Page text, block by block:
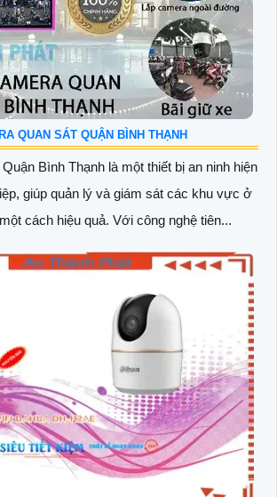
QUAN SÁT QUẬN BÌNH THẠNH
Bình Thạnh là một thiết bị an ninh hiện
giúp quản lý và giám sát các khu vực ở
cách hiệu quả. Với công nghệ tiên...